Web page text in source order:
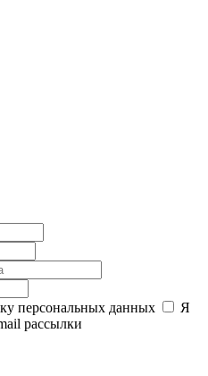
персональных данных
Я
рассылки